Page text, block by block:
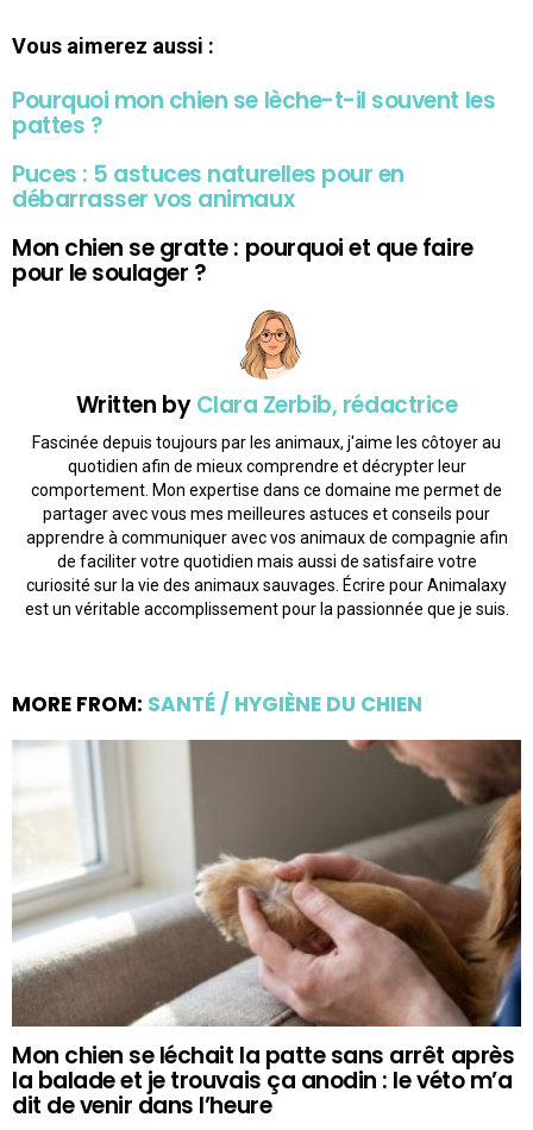
Vous aimerez aussi :
Pourquoi mon chien se lèche-t-il souvent les
pattes ?
Puces : 5 astuces naturelles pour en
débarrasser vos animaux
Mon chien se gratte : pourquoi et que faire
pour le soulager ?
Written byClara Zerbib, rédactrice
Fascinée depuis toujours par les animaux, j'aime les côtoyer au
quotidien afin de mieux comprendre et décrypter leur
comportement. Mon expertise dans ce domaine me permet de
partager avec vous mes meilleures astuces et conseils pour
apprendre à communiquer avec vos animaux de compagnie afin
de faciliter votre quotidien mais aussi de satisfaire votre
curiosité sur la vie des animaux sauvages. Écrire pour Animalaxy
est un véritable accomplissement pour la passionnée que je suis.
MORE FROM: SANTÉ / HYGIÈNE DU CHIEN
Mon chien se léchait la patte sans arrêt après
la balade et je trouvais ça anodin : le véto m’a
dit de venir dans l’heure